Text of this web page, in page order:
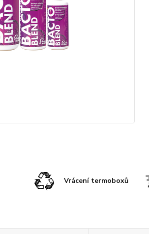
Vrácení termoboxů